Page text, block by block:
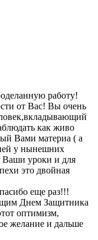
работу!
от Вас! Вы очень
как живо
Вами материа ( а
у нынешних
уроки и для
это двойная
еще раз!!!
Днем Защитника
оптимизм,
желание и дальше